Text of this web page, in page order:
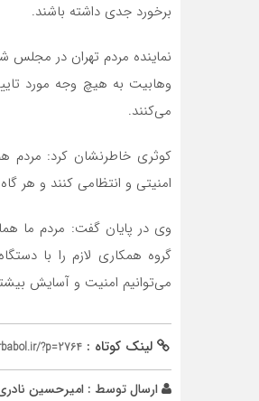
برخورد جدی داشته باشند.
نماینده مردم تهران در مجلس
وهابیت به هیچ وجه مورد
می‌کنند.
کوثری خاطرنشان کرد: مردم
امنیتی و انتظامی کنند و هر
وی در پایان گفت: مردم ما
گروه همکاری لازم را‌‌‌‌‌‌‌‌ با
می‌توانیم امنیت و آسایش
لینک کوتاه : ?p=2764
ارسال توسط : امیرحسین